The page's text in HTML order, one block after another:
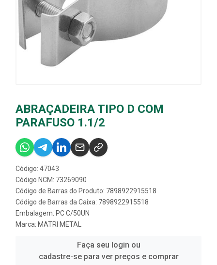
ABRAÇADEIRA TIPO D COM
PARAFUSO 1.1/2
Código: 47043
Código NCM: 73269090
Código de Barras do Produto: 7898922915518
Código de Barras da Caixa: 7898922915518
Embalagem: PC C/50UN
Marca: MATRI METAL
Faça seu login ou
cadastre-se para ver preços e comprar